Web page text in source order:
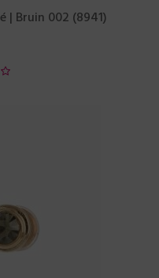
| Bruin 002 (8941)